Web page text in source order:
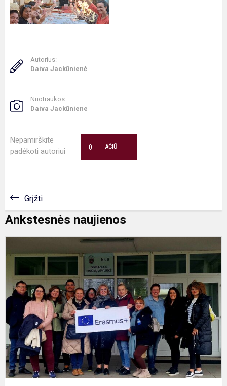
Autorius:
Daiva Jackūnienė
Nuotraukos:
Daiva Jackūniene
Nepamirškite
padėkoti autoriui
AČIŪ
0
Grįžti
Ankstesnės naujienos